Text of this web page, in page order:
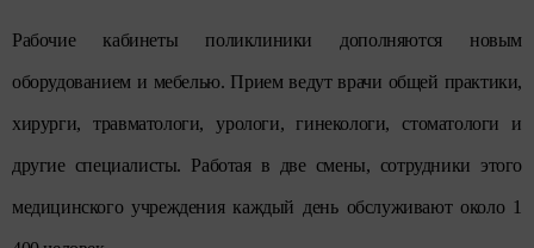
Рабочие кабинеты поликлиники дополняются новым
оборудованием и мебелью. Прием ведут врачи общей практики,
хирурги, травматологи, урологи, гинекологи, стоматологи и
другие специалисты. Работая в две смены, сотрудники этого
медицинского учреждения каждый день обслуживают около 1